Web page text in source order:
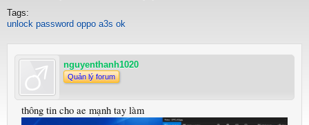
Tags:
unlock password oppo a3s ok
nguyenthanh1020
Quản lý forum
thông tin cho ae mạnh tay làm